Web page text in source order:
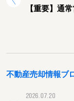
【重要】通
不動産売却情報ブ
2026.07.20